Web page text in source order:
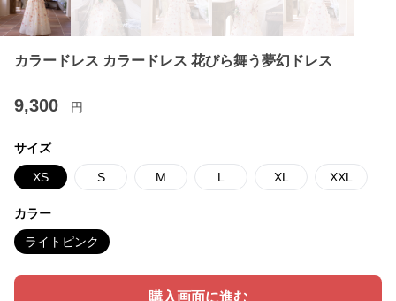
カラードレス カラードレス 花びら舞う夢幻ドレス
9,300 円
サイズ
XS S M L XL XXL
カラー
ライトピンク
購入画面に進む